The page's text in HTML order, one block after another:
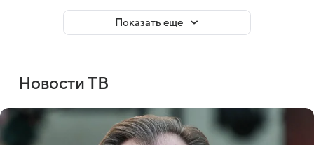
Показать еще
Новости ТВ